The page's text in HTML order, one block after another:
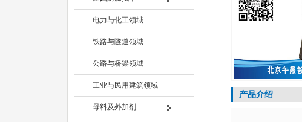
电力与化工领域
铁路与隧道领域
公路与桥梁领域
工业与民用建筑领域
母料及外加剂
产品介绍